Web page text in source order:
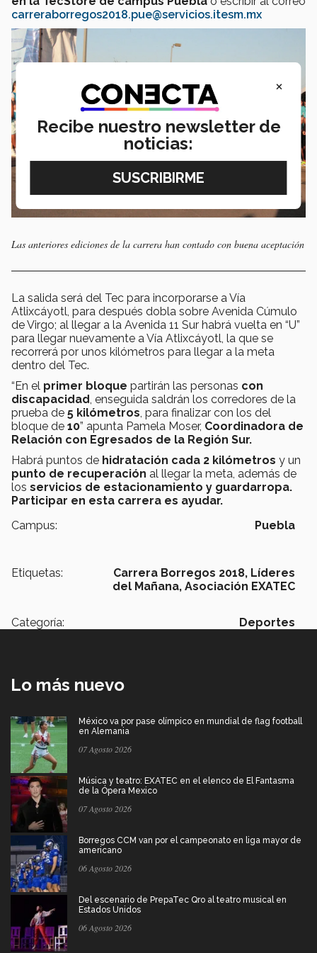
carreraborregos2018.pue@servicios.itesm.mx
Las anteriores ediciones de la carrera han contado con buena aceptación
La salida será del Tec para incorporarse a Vía
Atlixcáyotl, para después dobla sobre Avenida Cúmulo
de Virgo; al llegar a la Avenida 11 Sur habrá vuelta en “U”
para llegar nuevamente a Vía Atlixcáyotl, la que se
recorrerá por unos kilómetros para llegar a la meta
dentro del Tec.
“En el primer bloque partirán las personas con
discapacidad , enseguida saldrán los corredores de la
prueba de 5 kilómetros , para finalizar con los del
bloque de 10” apunta Pamela Moser, Coordinadora de
Relación con Egresados de la Región Sur.
Habrá puntos de hidratación cada 2 kilómetros y un
punto de recuperación al llegar la meta, además de
los servicios de estacionamiento y guardarropa.
Participar en esta carrera es ayudar.
Campus:
Puebla
Etiquetas: Carrera Borregos 2018, Líderes
del Mañana, Asociación EXATEC
Categoría: Deportes
Lo más nuevo
México va por pase olímpico en mundial de flag football
en Alemania
07 Agosto 2026
Música y teatro: EXATEC en el elenco de El Fantasma
de la Ópera Mexico
07 Agosto 2026
Borregos CCM van por el campeonato en liga mayor de
americano
06 Agosto 2026
Del escenario de PrepaTec Qro al teatro musical en
Estados Unidos
06 Agosto 2026
×
Recibe nuestro newsletter de
noticias: